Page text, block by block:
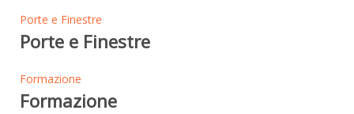
Porte e Finestre
Porte e Finestre
Formazione
Formazione